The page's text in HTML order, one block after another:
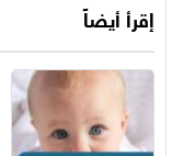
إقرأ أيضاً